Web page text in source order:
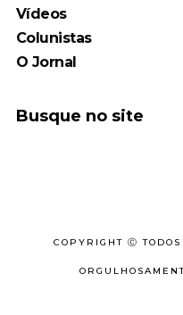
Vídeos
Colunistas
O Jornal
Busque no site
COPYRIGHT Ⓒ